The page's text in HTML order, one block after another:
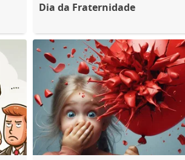
Dia da Fraternidade